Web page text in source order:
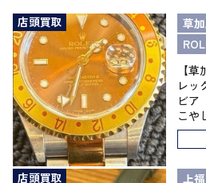
店頭買取 草
【
レッ
ビア
こや
店頭買取
上